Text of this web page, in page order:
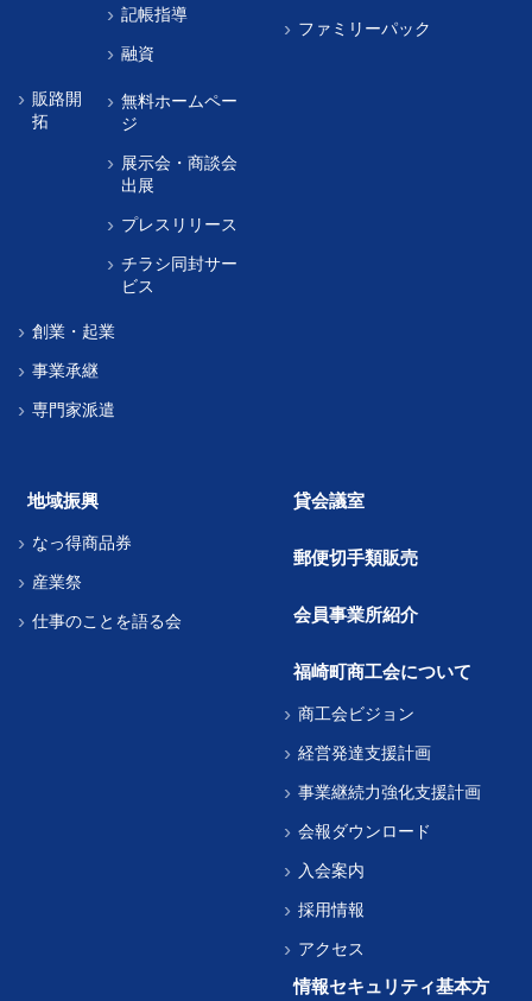
記帳指導
融資
販路開
拓
無料ホームペー
ジ
展示会・商談会
出展
プレスリリース
チラシ同封サー
ビス
創業・起業
事業承継
専門家派遣
ファミリーパック
地域振興
なっ得商品券
産業祭
仕事のことを語る会
貸会議室
郵便切手類販売
会員事業所紹介
福崎町商工会について
商工会ビジョン
経営発達支援計画
事業継続力強化支援計画
会報ダウンロード
入会案内
採用情報
アクセス
情報セキュリティ基本方